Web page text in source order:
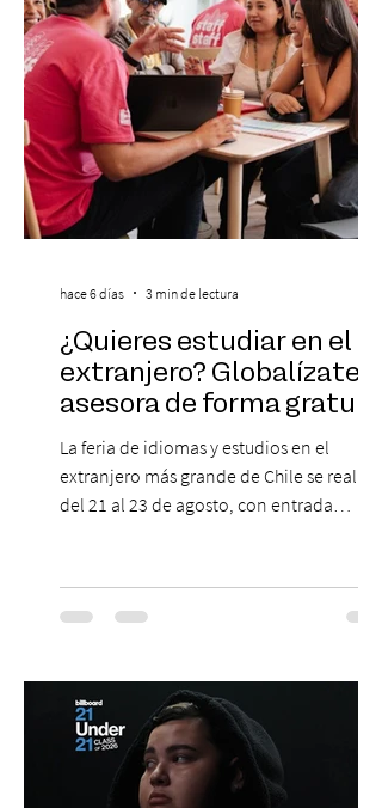
La jornad
¿Quieres estudiar en el
extranjero? Globalízate te
asesora de forma gratuita
La feria de idiomas y estudios en el
extranjero más grande de Chile se realizará
del 21 al 23 de agosto, con entrada
escenario en que los idiomas mantienen
un papel relevante para acceder a
desenvolverse en contextos
internacionales, los resultados más
recientes muestran que Chile todavía
enfrenta importantes desafíos en su
aprendizaje. Según el estudio global EF
hace 6 días 3 min de lectura